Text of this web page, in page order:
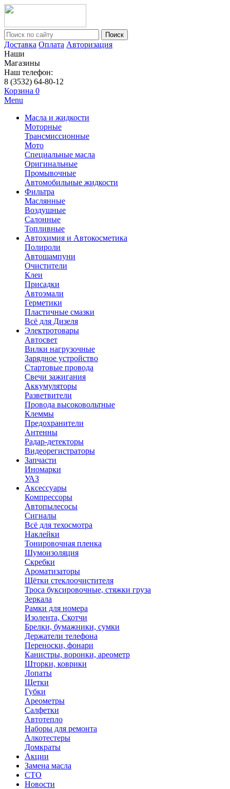
Поиск
Доставка Оплата Авторизация
Наши
Магазины
Наш телефон:
8 (3532) 64-80-12
Корзина 0
Menu
Масла и жидкости
Моторные
Трансмиссионные
Мото
Специальные масла
Оригинальные
Промывочные
Автомобильные жидкости
Фильтра
Маслянные
Воздушные
Салонные
Топливные
Автохимия и Автокосметика
Полироли
Автошампуни
Очистители
Клеи
Присадки
Автоэмали
Герметики
Пластичные смазки
Всё для Дизеля
Электротовары
Автосвет
Вилки нагрузочные
Зарядное устройство
Стартовые провода
Свечи зажигания
Аккумуляторы
Разветвители
Провода высоковольтные
Клеммы
Предохранители
Антенны
Радар-детекторы
Видеорегистраторы
Запчасти
Иномарки
УАЗ
Аксесcуары
Компрессоры
Автопылесосы
Сигналы
Всё для техосмотра
Наклейки
Тонировочная пленка
Шумоизоляция
Скребки
Ароматизаторы
Щётки стеклоочистителя
Троса буксировочные, стяжки груза
Зеркала
Рамки для номера
Изолента, Скотчи
Брелки, бумажники, сумки
Держатели телефона
Переноски, фонари
Канистры, воронки, ареометр
Шторки, коврики
Лопаты
Щетки
Губки
Ареометры
Салфетки
Автотепло
Наборы для ремонта
Алкотестеры
Домкраты
Акции
Замена масла
СТО
Новости